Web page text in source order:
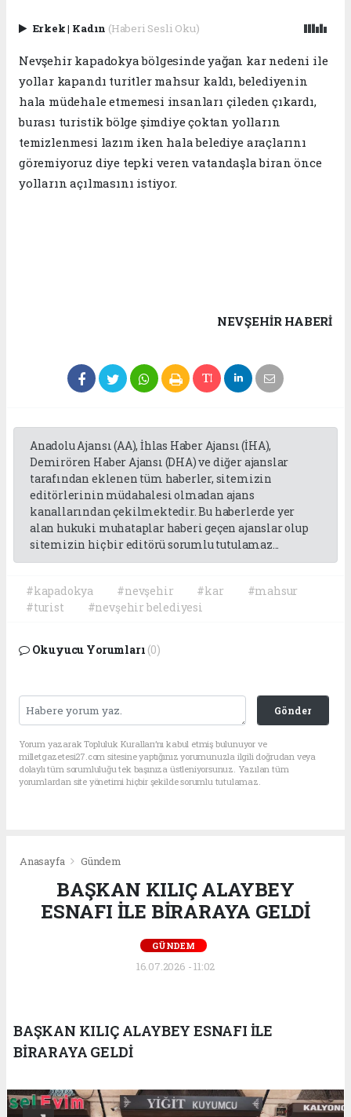
Erkek| Kadın (Haberi Sesli Oku)
Nevşehir kapadokya bölgesinde yağan kar nedeni ile
yollar kapandı turitler mahsur kaldı, belediyenin
hala müdehale etmemesi insanları çileden çıkardı,
burası turistik bölge şimdiye çoktan yolların
temizlenmesi lazım iken hala belediye araçlarını
göremiyoruz diye tepki veren vatandaşla biran önce
yolların açılmasını istiyor.
NEVŞEHIR HABERİ
Anadolu Ajansı (AA), İhlas Haber Ajansı (İHA),
Demirören Haber Ajansı (DHA) ve diğer ajanslar
tarafından eklenen tüm haberler, sitemizin
editörlerinin müdahalesi olmadan ajans
kanallarından çekilmektedir. Bu haberlerde yer
alan hukuki muhataplar haberi geçen ajanslar olup
sitemizin hiç bir editörü sorumlu tutulamaz...
#kapadokya #nevşehir #kar
#mahsur
#turist
#nevşehir belediyesi
Okuyucu Yorumları (0)
Gönder
Yorum yazarak Topluluk Kuralları’nı kabul etmiş bulunuyor ve
milletgazetesi27.com sitesine yaptığınız yorumunuzla ilgili doğrudan veya
dolaylı tüm sorumluluğu tek başınıza üstleniyorsunuz. Yazılan tüm
yorumlardan site yönetimi hiçbir şekilde sorumlu tutulamaz.
Anasayfa Gündem
BAŞKAN KILIÇ ALAYBEY
ESNAFI İLE BİRARAYA GELDİ
GÜNDEM
16.07.2026 - 11:02
BAŞKAN KILIÇ ALAYBEY ESNAFI İLE
BİRARAYA GELDİ